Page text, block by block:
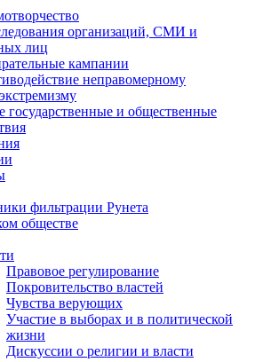
организаций, СМИ и
лиц
кампании
неправомерному
государственные и общественные
фильтрации Рунета
обществе
Правовое регулирование
Покровительство властей
Чувства верующих
Участие в выборах и в политической
жизни
Дискуссии о религии и власти